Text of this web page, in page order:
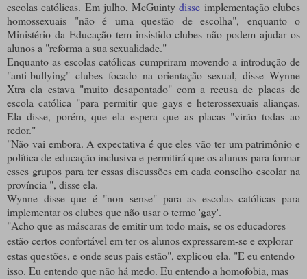
escolas católicas. Em julho, McGuintydisse implementação clubes
homossexuais "não é uma questão de escolha", enquanto o
Ministério da Educação tem insistido clubes não podem ajudar os
alunos a "reforma a sua sexualidade."
Enquanto as escolas católicas cumpriram movendo a introdução de
"anti-bullying" clubes focado na orientação sexual, disse Wynne
Xtra ela estava "muito desapontado" com a recusa de placas de
escola católica "para permitir que gays e heterossexuais alianças.
Ela disse, porém, que ela espera que as placas "virão todas ao
redor."
"Não vai embora. A expectativa é que eles vão ter um patrimônio e
política de educação inclusiva e permitirá que os alunos para formar
esses grupos para ter essas discussões em cada conselho escolar na
província ", disse ela.
Wynne disse que é "non sense" para as escolas católicas para
implementar os clubes que não usar o termo 'gay'.
"Acho que as máscaras de emitir um todo mais, se os educadores
estão certos confortável em ter os alunos expressarem-se e explorar
estas questões, e onde seus pais estão", explicou ela. "E eu entendo
isso. Eu entendo que não há medo. Eu entendo a homofobia, mas